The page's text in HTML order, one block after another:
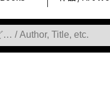
ョン
術
文
Humanities
フォトグラフ
Photography
ポスター
Posters
ストリートア
Street Art
立体・その他
Sculptures / etc
アートワーク
Art Works
Primary
KOMIYAMA
版画
Prints